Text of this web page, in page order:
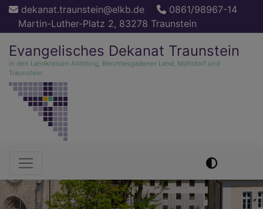
Direkt
Inhalt
dekanat.traunstein@elkb.de
0861/98967-14
Martin-Luther-Platz 2, 83278 Traunstein
Evangelisches Dekanat Traunstein
in den Landkreisen Altötting, Berchtesgadener Land, Mühldorf und
Traunstein
Hauptnavigation